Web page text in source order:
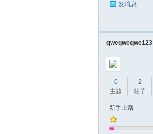
圳
发消息
qweqweqwe123
0
主题
2
帖子
新手上路